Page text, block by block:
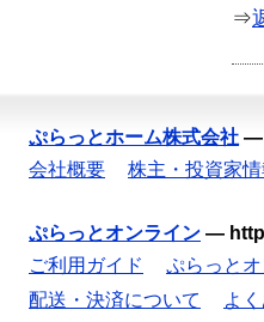
⇒
ぷらっとホーム株式会社 —
会社概要
株主・投資家情
ぷらっとオンライン —
ご利用ガイド
ぷらっと
配送・決済について
よ